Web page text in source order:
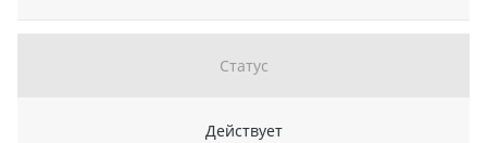
Статус
Действует